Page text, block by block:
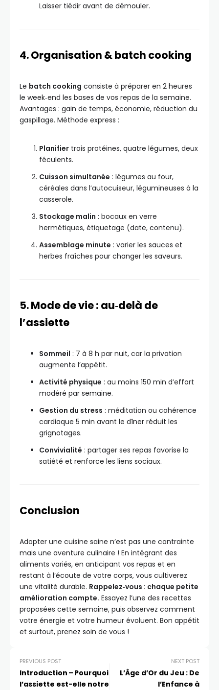
Laisser tiédir avant de démouler.
4. Organisation & batch cooking
Le batch cooking consiste à préparer en 2 heures
le week‑end les bases de vos repas de la semaine.
Avantages : gain de temps, économie, réduction du
gaspillage. Méthode express :
Planifier trois protéines, quatre légumes, deux
féculents.
Cuisson simultanée : légumes au four,
céréales dans l’autocuiseur, légumineuses à la
casserole.
Stockage malin : bocaux en verre
hermétiques, étiquetage (date, contenu).
Assemblage minute : varier les sauces et
herbes fraîches pour changer les saveurs.
5. Mode de vie : au‑delà de
l’assiette
Sommeil : 7 à 8 h par nuit, car la privation
augmente l’appétit.
Activité physique : au moins 150 min d’effort
modéré par semaine.
Gestion du stress : méditation ou cohérence
cardiaque 5 min avant le dîner réduit les
grignotages.
Convivialité : partager ses repas favorise la
satiété et renforce les liens sociaux.
Conclusion
Adopter une cuisine saine n’est pas une contrainte
mais une aventure culinaire ! En intégrant des
aliments variés, en anticipant vos repas et en
restant à l’écoute de votre corps, vous cultiverez
une vitalité durable. Rappelez‑vous : chaque petite
amélioration compte. Essayez l’une des recettes
proposées cette semaine, puis observez comment
votre énergie et votre humeur évoluent. Bon appétit
et surtout, prenez soin de vous !
PREVIOUS POST
Introduction – Pourquoi
l’assiette est-elle notre
NEXT POST
L’Âge d’Or du Jeu : De
l’Enfance à